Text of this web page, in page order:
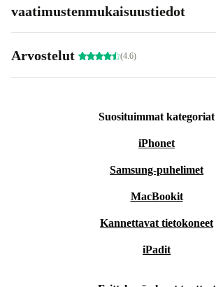
vaatimustenmukaisuustiedot
Arvostelut (4.6)
Suosituimmat kategoriat
iPhonet
Samsung-puhelimet
MacBookit
Kannettavat tietokoneet
iPadit